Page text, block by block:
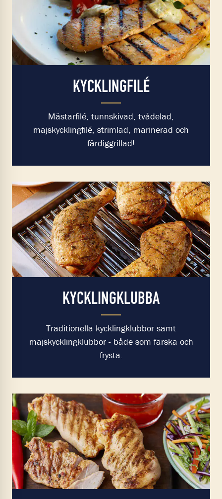
KYCKLINGFILÉ
Mästarfilé, tunnskivad, tvådelad,
majskycklingfilé, strimlad, marinerad och
färdiggrillad!
KYCKLINGKLUBBA
Traditionella kycklingklubbor samt
majskycklingklubbor - både som färska och
frysta.